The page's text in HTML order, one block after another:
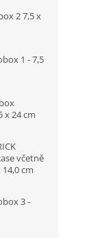
2 7,5 x
1 - 7,5
x 24 cm
včetně
14,0 cm
3 -